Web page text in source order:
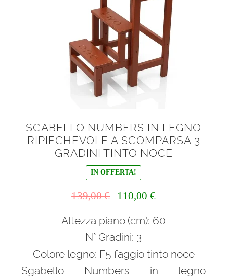
SGABELLO NUMBERS IN LEGNO
RIPIEGHEVOLE A SCOMPARSA 3
GRADINI TINTO NOCE
IN OFFERTA!
139,00€
originale
139,00 €.
110,00 €Il
attuale
Altezza piano (cm): 60
N° Gradini: 3
Colore legno: F5 faggio tinto noce
Sgabello Numbers in legno